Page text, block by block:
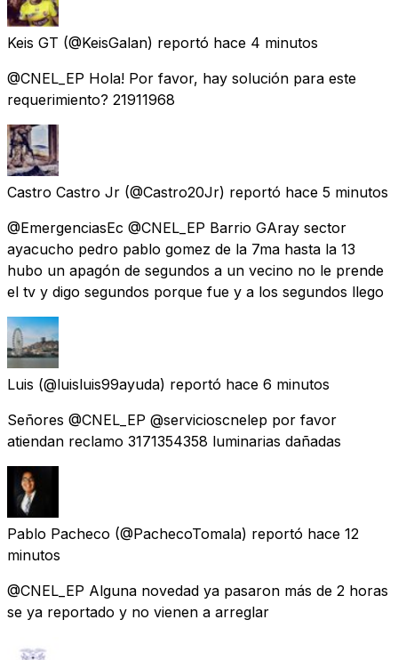
Keis GT (@KeisGalan) reportó hace 4 minutos
@CNEL_EP Hola! Por favor, hay solución para este
requerimiento? 21911968
Castro Castro Jr (@Castro20Jr) reportó hace 5 minutos
@EmergenciasEc @CNEL_EP Barrio GAray sector
ayacucho pedro pablo gomez de la 7ma hasta la 13
hubo un apagón de segundos a un vecino no le prende
el tv y digo segundos porque fue y a los segundos llego
Luis (@luisluis99ayuda) reportó hace 6 minutos
Señores @CNEL_EP @servicioscnelep por favor
atiendan reclamo 3171354358 luminarias dañadas
Pablo Pacheco (@PachecoTomala) reportó hace 12
minutos
@CNEL_EP Alguna novedad ya pasaron más de 2 horas
se ya reportado y no vienen a arreglar